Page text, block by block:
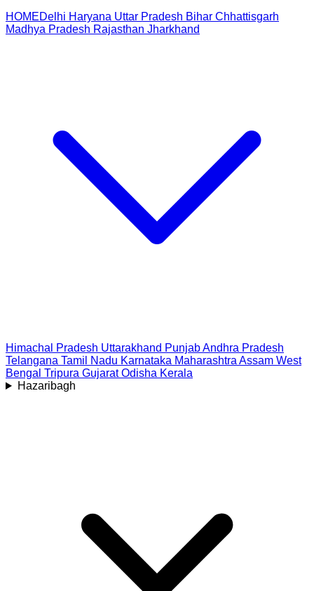
HOMEDelhi Haryana Uttar Pradesh Bihar Chhattisgarh
Madhya Pradesh Rajasthan Jharkhand
Himachal Pradesh Uttarakhand PunjabAndhra Pradesh
Telangana Tamil Nadu Karnataka Maharashtra Assam West
Bengal Tripura Gujarat Odisha Kerala
Hazaribagh